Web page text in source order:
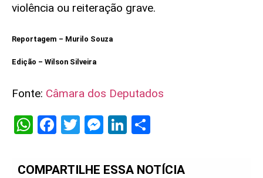
violência ou reiteração grave.
Reportagem – Murilo Souza
Edição – Wilson Silveira
Fonte: Câmara dos Deputados
WhatsApp
Facebook
Twitter
Messenger
LinkedIn
COMPARTILHE ESSA NOTÍCIA